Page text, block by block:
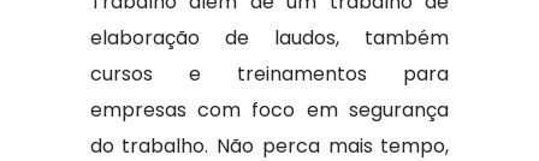
elaboração de laudos, também
cursos e treinamentos para
empresas com foco em segurança
do trabalho. Não perca mais tempo,